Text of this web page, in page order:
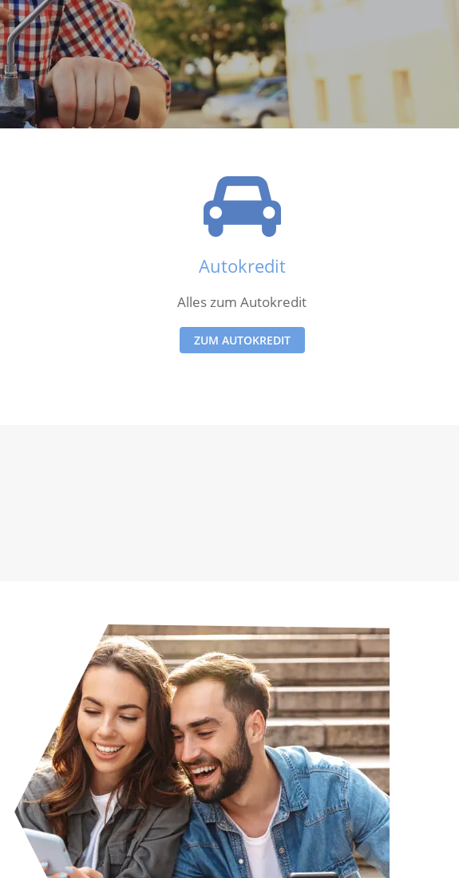
Autokredit
Alles zum Autokredit
ZUM AUTOKREDIT